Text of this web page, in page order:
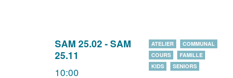
SAM 25.02 -SAM
25.11
10:00
ATELIER
COMMUNAL
COURS
FAMILLE
KIDS
SENIORS